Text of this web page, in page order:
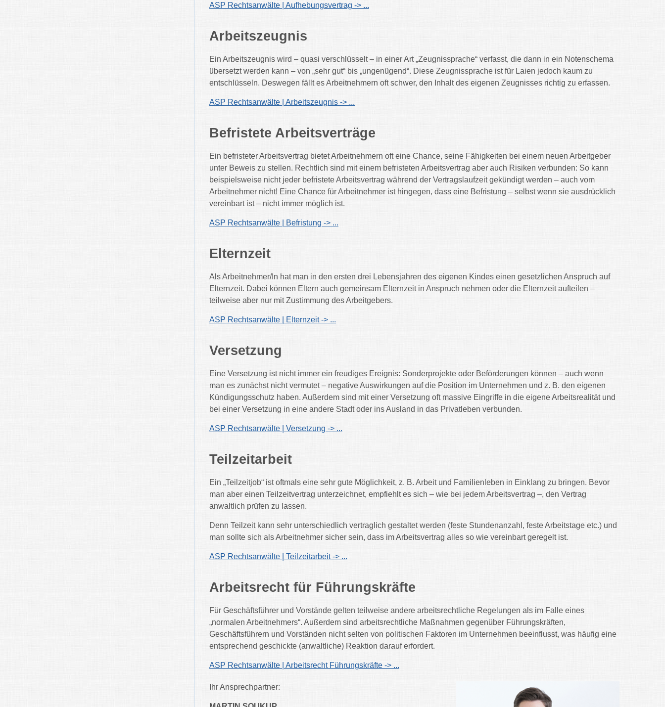
ASP Rechtsanwälte | Aufhebungsvertrag -> ...
Arbeitszeugnis
Ein Arbeitszeugnis wird – quasi verschlüsselt – in einer Art „Zeugnissprache“ verfasst, die dann in ein Notenschema
übersetzt werden kann – von „sehr gut“ bis „ungenügend“. Diese Zeugnissprache ist für Laien jedoch kaum zu
entschlüsseln. Deswegen fällt es Arbeitnehmern oft schwer, den Inhalt des eigenen Zeugnisses richtig zu erfassen.
ASP Rechtsanwälte | Arbeitszeugnis -> ...
Befristete Arbeitsverträge
Ein befristeter Arbeitsvertrag bietet Arbeitnehmern oft eine Chance, seine Fähigkeiten bei einem neuen Arbeitgeber
unter Beweis zu stellen. Rechtlich sind mit einem befristeten Arbeitsvertrag aber auch Risiken verbunden: So kann
beispielsweise nicht jeder befristete Arbeitsvertrag während der Vertragslaufzeit gekündigt werden – auch vom
Arbeitnehmer nicht! Eine Chance für Arbeitnehmer ist hingegen, dass eine Befristung – selbst wenn sie ausdrücklich
vereinbart ist – nicht immer möglich ist.
ASP Rechtsanwälte | Befristung -> ...
Elternzeit
Als Arbeitnehmer/In hat man in den ersten drei Lebensjahren des eigenen Kindes einen gesetzlichen Anspruch auf
Elternzeit. Dabei können Eltern auch gemeinsam Elternzeit in Anspruch nehmen oder die Elternzeit aufteilen –
teilweise aber nur mit Zustimmung des Arbeitgebers.
ASP Rechtsanwälte | Elternzeit -> ...
Versetzung
Eine Versetzung ist nicht immer ein freudiges Ereignis: Sonderprojekte oder Beförderungen können – auch wenn
man es zunächst nicht vermutet – negative Auswirkungen auf die Position im Unternehmen und z. B. den eigenen
Kündigungsschutz haben. Außerdem sind mit einer Versetzung oft massive Eingriffe in die eigene Arbeitsrealität und
bei einer Versetzung in eine andere Stadt oder ins Ausland in das Privatleben verbunden.
ASP Rechtsanwälte | Versetzung -> ...
Teilzeitarbeit
Ein „Teilzeitjob“ ist oftmals eine sehr gute Möglichkeit, z. B. Arbeit und Familienleben in Einklang zu bringen. Bevor
man aber einen Teilzeitvertrag unterzeichnet, empfiehlt es sich – wie bei jedem Arbeitsvertrag –, den Vertrag
anwaltlich prüfen zu lassen.
Denn Teilzeit kann sehr unterschiedlich vertraglich gestaltet werden (feste Stundenanzahl, feste Arbeitstage etc.) und
man sollte sich als Arbeitnehmer sicher sein, dass im Arbeitsvertrag alles so wie vereinbart geregelt ist.
ASP Rechtsanwälte | Teilzeitarbeit -> ...
Arbeitsrecht für Führungskräfte
Für Geschäftsführer und Vorstände gelten teilweise andere arbeitsrechtliche Regelungen als im Falle eines
„normalen Arbeitnehmers“. Außerdem sind arbeitsrechtliche Maßnahmen gegenüber Führungskräften,
Geschäftsführern und Vorständen nicht selten von politischen Faktoren im Unternehmen beeinflusst, was häufig eine
entsprechend geschickte (anwaltliche) Reaktion darauf erfordert.
ASP Rechtsanwälte | Arbeitsrecht Führungskräfte -> ...
Ihr Ansprechpartner: